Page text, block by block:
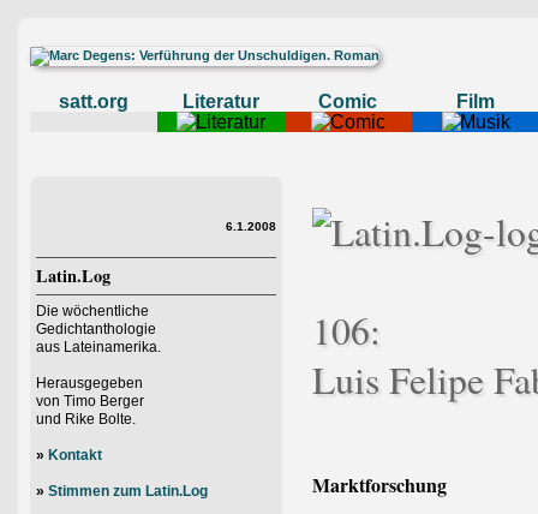
satt.org Literatur Comic Film
6.1.2008
Latin.Log
Die wöchentliche
Gedichtanthologie
aus Lateinamerika.
Herausgegeben
von Timo Berger
und Rike Bolte.
» Kontakt
» Stimmen zum Latin.Log
106:
Luis Felipe
Marktforschung